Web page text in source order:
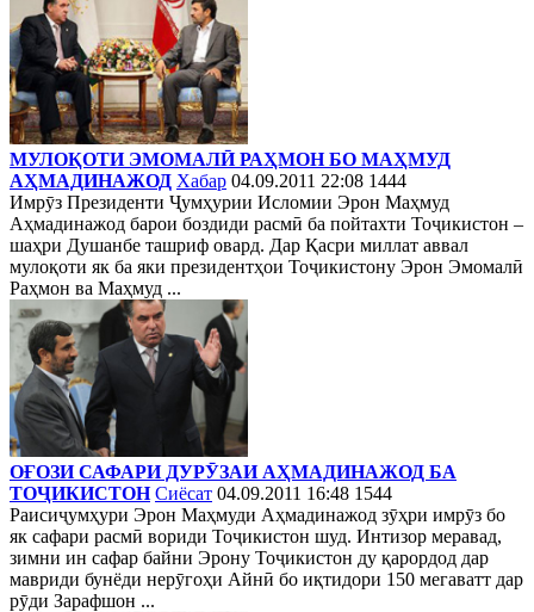
МУЛОҚОТИ ЭМОМАЛӢ РАҲМОН БО МАҲМУД
АҲМАДИНАЖОД Хабар 04.09.2011 22:08 1444
Имрӯз Президенти Ҷумҳурии Исломии Эрон Маҳмуд
Аҳмадинажод барои боздиди расмӣ ба пойтахти Тоҷикистон –
шаҳри Душанбе ташриф овард. Дар Қасри миллат аввал
мулоқоти як ба яки президентҳои Тоҷикистону Эрон Эмомалӣ
Раҳмон ва Маҳмуд ...
ОҒОЗИ САФАРИ ДУРӮЗАИ АҲМАДИНАЖОД БА
ТОҶИКИСТОН Сиёсат 04.09.2011 16:48 1544
Раисиҷумҳури Эрон Маҳмуди Аҳмадинажод зӯҳри имрӯз бо
як сафари расмӣ вориди Тоҷикистон шуд. Интизор меравад,
зимни ин сафар байни Эрону Тоҷикистон ду қарордод дар
мавриди бунёди нерӯгоҳи Айнӣ бо иқтидори 150 мегаватт дар
рӯди Зарафшон ...